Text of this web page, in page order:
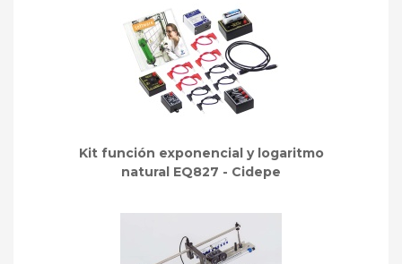
Kit función exponencial y logaritmo
natural EQ827 - Cidepe